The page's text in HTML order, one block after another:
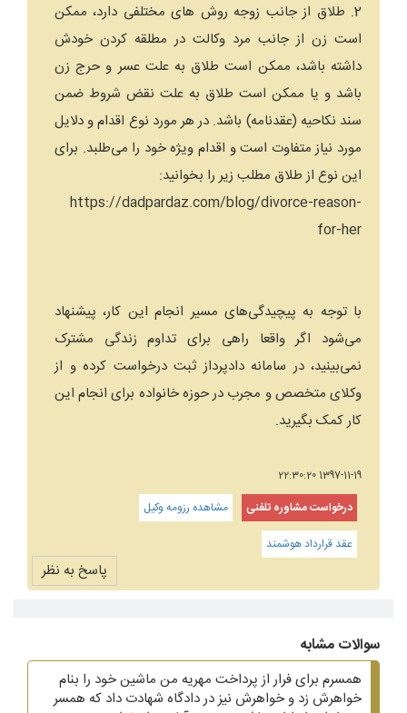
2. طلاق از جانب زوجه روش های مختلفی دارد، ممکن
است زن از جانب مرد وکالت در مطلقه کردن خودش
داشته باشد، ممکن است طلاق به علت عسر و حرج زن
باشد و یا ممکن است طلاق به علت نقض شروط ضمن
سند نکاحیه (عقدنامه) باشد. در هر مورد نوع اقدام و دلایل
مورد نیاز متفاوت است و اقدام ویژه خود را می‌طلبد. برای
این نوع از طلاق مطلب زیر را بخوانید:
https://dadpardaz.com/blog/divorce-reason-
for-her
با توجه به پیچیدگی‌های مسیر انجام این کار، پیشنهاد
می‌شود اگر واقعا راهی برای تداوم زندگی مشترک
نمی‌بینید، در سامانه دادپرداز ثبت درخواست کرده و از
وکلای متخصص و مجرب در حوزه خانواده برای انجام این
کار کمک بگیرید.
1397-11-19 22:30:20
درخواست مشاوره تلفنی
مشاهده رزومه وکیل
عقد قرارداد هوشمند
پاسخ به نظر
سوالات مشابه
همسرم برای فرار از پرداخت مهریه من ماشین خود را بنام
خواهرش زد و خواهرش نیز در دادگاه شهادت داد که همسر